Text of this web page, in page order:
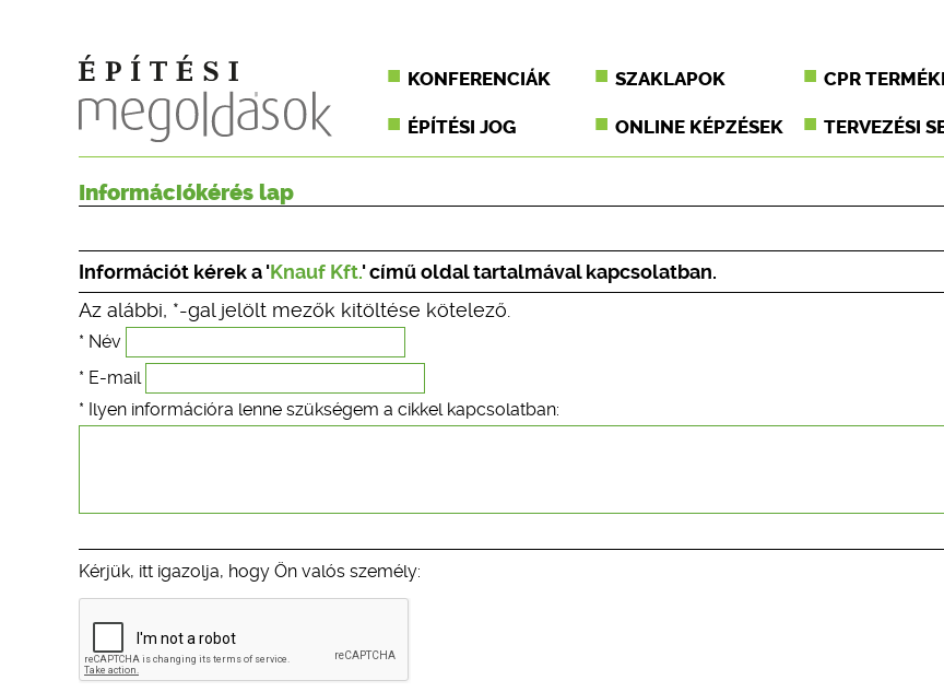
KONFERENCIÁK SZAKLAPOK CPR
ÉPÍTÉSI JOG ONLINE KÉPZÉSEK TERVEZÉSI
Információkérés lap
Információt kérek a 'Knauf Kft.' című oldal tartalmával kapcsolatban.
Az alábbi, *-gal jelölt mezők kitöltése kötelező.
* Név
* E-mail
* Ilyen információra lenne szükségem a cikkel kapcsolatban:
Kérjük, itt igazolja, hogy Ön valós személy: